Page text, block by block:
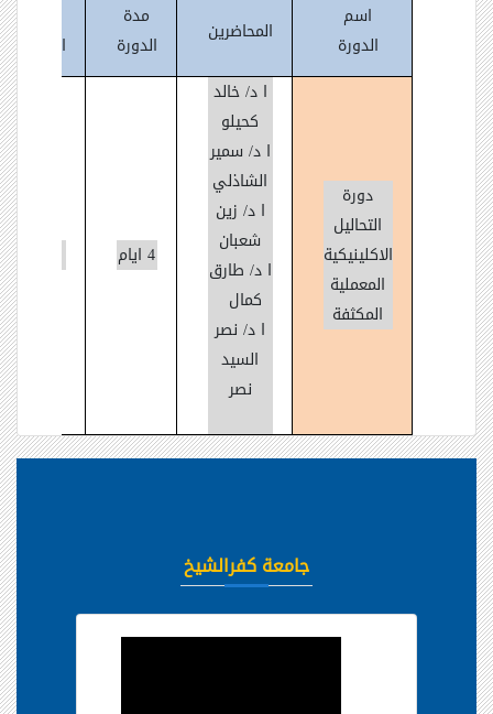
اسم
الدورة
المحاضرين
مدة
الدورة
المتدربين
دورة
التحاليل
الاكلينيكية
المعملية
المكثفة
ا د/ خالد
كحيلو
ا د/ سمير
الشاذلي
ا د/ زين
شعبان
ا د/ طارق
كمال
ا د/ نصر
السيد
نصر
4 ايام
جامعة كفرالشيخ